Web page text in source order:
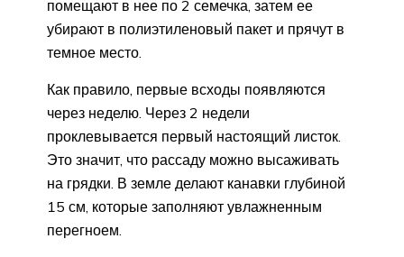
помещают в нее по 2 семечка, затем ее
убирают в полиэтиленовый пакет и прячут в
темное место.
Как правило, первые всходы появляются
через неделю. Через 2 недели
проклевывается первый настоящий листок.
Это значит, что рассаду можно высаживать
на грядки. В земле делают канавки глубиной
15 см, которые заполняют увлажненным
перегноем.